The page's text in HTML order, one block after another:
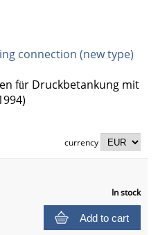
connection (new type)
für Druckbetankung mit
currency
In stock
Add to cart